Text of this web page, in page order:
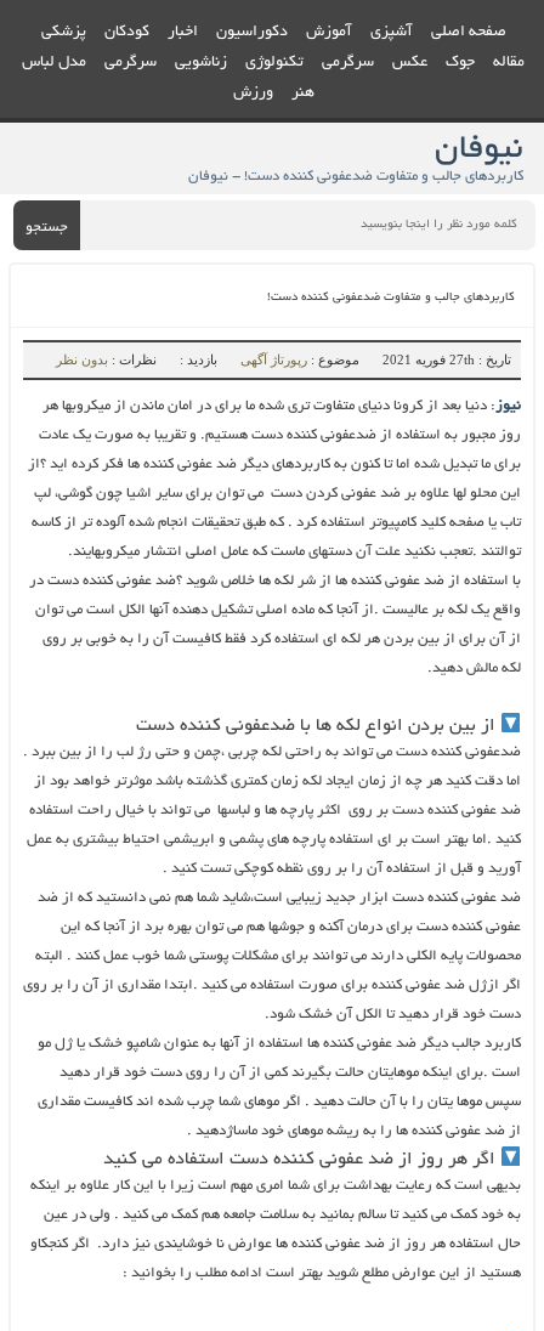
صفحه اصلی آشپزی آموزش دکوراسیون اخبار کودکان
پزشکی
مقاله
جوک عکس سرگرمی تکنولوژی زناشویی سرگرمی
مدل لباس
هنر
ورزش
نیوفان
کاربردهای جالب و متفاوت ضدعفونی کننده دست! - نیوفان
جستجو
کاربردهای جالب و متفاوت ضدعفونی کننده دست!
تاریخ : 27th فوریه 2021 موضوع : رپورتاژ آگهی بازدید : نظرات : بدون نظر
نیوز : دنیا بعد از کرونا دنیای متفاوت تری شده ما برای در امان ماندن از میکروبها هر
روز مجبور به استفاده از ضدعفونی کننده دست هستیم. و تقریبا به صورت یک عادت
برای ما تبدیل شده اما تا کنون به کاربردهای دیگر ضد عفونی کننده ها فکر کرده اید ؟از
این محلو لها علاوه بر ضد عفونی کردن دست می توان برای سایر اشیا چون گوشی، لپ
تاب یا صفحه کلید کامپیوتر استفاده کرد . که طبق تحقیقات انجام شده آلوده تر از کاسه
توالتند .تعجب نکنید علت آن دستهای ماست که عامل اصلی انتشار میکروبهایند.
با استفاده از ضد عفونی کننده ها از شر لکه ها خلاص شوید ؟ضد عفونی کننده دست در
واقع یک لکه بر عالیست .از آنجا که ماده اصلی تشکیل دهنده آنها الکل است می توان
از آن برای از بین بردن هر لکه ای استفاده کرد فقط کافیست آن را به خوبی بر روی
لکه مالش دهید.
از بین بردن انواع لکه ها با ضدعفونی کننده دست
ضدعفونی کننده دست می تواند به راحتی لکه چربی ،چمن و حتی رژ لب را از بین ببرد .
اما دقت کنید هر چه از زمان ایجاد لکه زمان کمتری گذشته باشد موثرتر خواهد بود از
ضد عفونی کننده دست بر روی اکثر پارچه ها و لباسها می تواند با خیال راحت استفاده
کنید .اما بهتر است بر ای استفاده پارچه های پشمی و ابریشمی احتیاط بیشتری به عمل
آورید و قبل از استفاده آن را بر روی نقطه کوچکی تست کنید .
ضد عفونی کننده دست ابزار جدید زیبایی است،شاید شما هم نمی دانستید که از ضد
عفونی کننده دست برای درمان آکنه و جوشها هم می توان بهره برد از آنجا که این
محصولات پایه الکلی دارند می توانند برای مشکلات پوستی شما خوب عمل کنند . البته
اگر ازژل ضد عفونی کننده برای صورت استفاده می کنید .ابتدا مقداری از آن را بر روی
دست خود قرار دهید تا الکل آن خشک شود.
کاربرد جالب دیگر ضد عفونی کننده ها استفاده از آنها به عنوان شامپو خشک یا ژل مو
است .برای اینکه موهایتان حالت بگیرند کمی از آن را روی دست خود قرار دهید
سپس موها یتان را با آن حالت دهید . اگر موهای شما چرب شده اند کافیست مقداری
از ضد عفونی کننده ها را به ریشه موهای خود ماساژدهید .
اگر هر روز از ضد عفونی کننده دست استفاده می کنید
بدیهی است که رعایت بهداشت برای شما امری مهم است زیرا با این کار علاوه بر اینکه
به خود کمک می کنید تا سالم بمانید به سلامت جامعه هم کمک می کنید . ولی در عین
حال استفاده هر روز از ضد عفونی کننده ها عوارض نا خوشایندی نیز دارد. اگر کنجکاو
هستید از این عوارض مطلع شوید بهتر است ادامه مطلب را بخوانید :